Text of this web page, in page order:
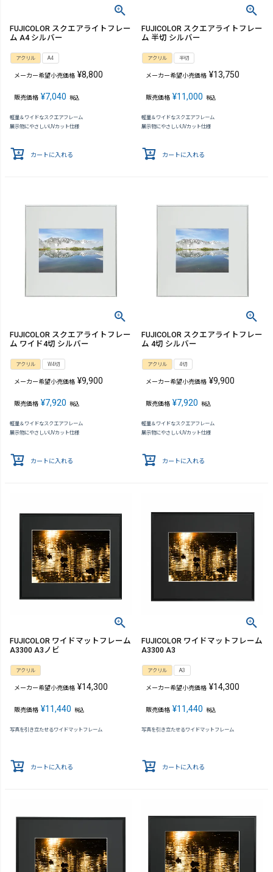
FUJICOLOR スクエアライトフレー
ム A4 シルバー
アクリル A4
メーカー希望小売価格 ¥8,800
販売価格 ¥7,040 税込
軽量＆ワイドなスクエアフレーム
展示物にやさしいUVカット仕様
カートに入れる
FUJICOLOR スクエアライトフレー
ム 半切 シルバー
アクリル 半切
メーカー希望小売価格 ¥13,750
販売価格 ¥11,000 税込
軽量＆ワイドなスクエアフレーム
展示物にやさしいUVカット仕様
カートに入れる
FUJICOLOR スクエアライトフレー
ム ワイド4切 シルバー
アクリル W4切
メーカー希望小売価格 ¥9,900
販売価格 ¥7,920 税込
軽量＆ワイドなスクエアフレーム
展示物にやさしいUVカット仕様
カートに入れる
FUJICOLOR スクエアライトフレー
ム 4切 シルバー
アクリル 4切
メーカー希望小売価格 ¥9,900
販売価格 ¥7,920 税込
軽量＆ワイドなスクエアフレーム
展示物にやさしいUVカット仕様
カートに入れる
FUJICOLOR ワイドマットフレーム
A3300 A3ノビ
アクリル
メーカー希望小売価格 ¥14,300
販売価格 ¥11,440 税込
写真を引き立たせるワイドマットフレーム
カートに入れる
FUJICOLOR ワイドマットフレーム
A3300 A3
アクリル A3
メーカー希望小売価格 ¥14,300
販売価格 ¥11,440 税込
写真を引き立たせるワイドマットフレーム
カートに入れる